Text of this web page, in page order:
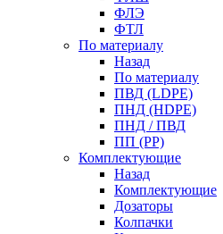
ФЛЭ
ФТЛ
По материалу
Назад
По материалу
ПВД (LDPE)
ПНД (HDPE)
ПНД / ПВД
ПП (PP)
Комплектующие
Назад
Комплектующие
Дозаторы
Колпачки